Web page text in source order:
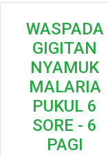
WASPADA
GIGITAN
NYAMUK
MALARIA
PUKUL 6
SORE - 6
PAGI